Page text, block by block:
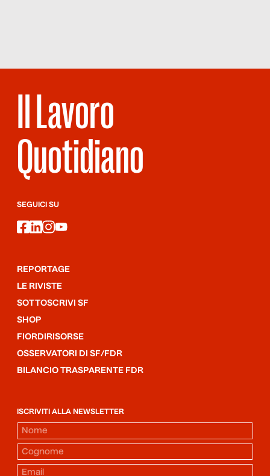
Il Lavoro
Quotidiano
SEGUICI SU
facebook
linkedin
instagram
youtube
REPORTAGE
LE RIVISTE
SOTTOSCRIVI SF
SHOP
FIORDIRISORSE
OSSERVATORI DI SF/FDR
BILANCIO TRASPARENTE FDR
ISCRIVITI ALLA NEWSLETTER